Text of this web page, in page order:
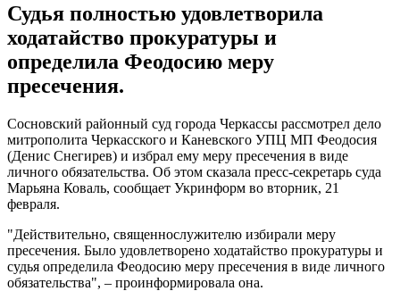
Судья полностью удовлетворила
ходатайство прокуратуры и
определила Феодосию меру
пресечения.
Сосновский районный суд города Черкассы рассмотрел дело
митрополита Черкасского и Каневского УПЦ МП Феодосия
(Денис Снегирев) и избрал ему меру пресечения в виде
личного обязательства. Об этом сказала пресс-секретарь суда
Марьяна Коваль, сообщает Укринформ во вторник, 21
февраля.
"Действительно, священнослужителю избирали меру
пресечения. Было удовлетворено ходатайство прокуратуры и
судья определила Феодосию меру пресечения в виде личного
обязательства", – проинформировала она.